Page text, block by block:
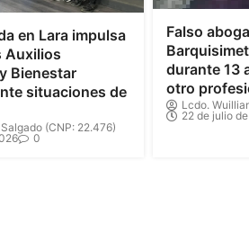
en Lara impulsa
Auxilios
Bienestar
situaciones de
(CNP: 22.476)
0
Falso
durante 13
otro
Lcdo.
22 de julio